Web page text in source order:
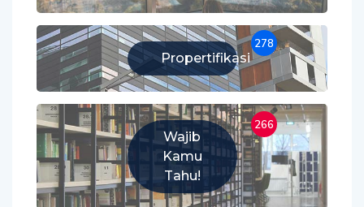
Propertifikasi
278
Wajib
Kamu
Tahu!
266